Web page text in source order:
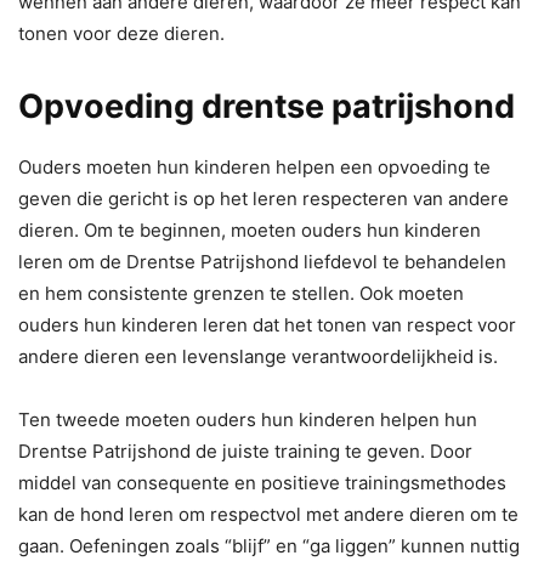
tonen voor deze dieren.
Opvoeding drentse patrijshond
Ouders moeten hun kinderen helpen een opvoeding te
geven die gericht is op het leren respecteren van andere
dieren. Om te beginnen, moeten ouders hun kinderen
leren om de Drentse Patrijshond liefdevol te behandelen
en hem consistente grenzen te stellen. Ook moeten
ouders hun kinderen leren dat het tonen van respect voor
andere dieren een levenslange verantwoordelijkheid is.
Ten tweede moeten ouders hun kinderen helpen hun
Drentse Patrijshond de juiste training te geven. Door
middel van consequente en positieve trainingsmethodes
kan de hond leren om respectvol met andere dieren om te
gaan. Oefeningen zoals “blijf” en “ga liggen” kunnen nuttig